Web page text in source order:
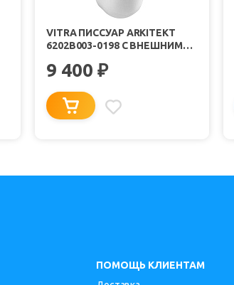
VITRA ПИССУАР ARKITEKT
6202B003-0198 С ВНЕШНИМ
9 400 ₽
ПОМОЩЬ КЛИЕНТАМ